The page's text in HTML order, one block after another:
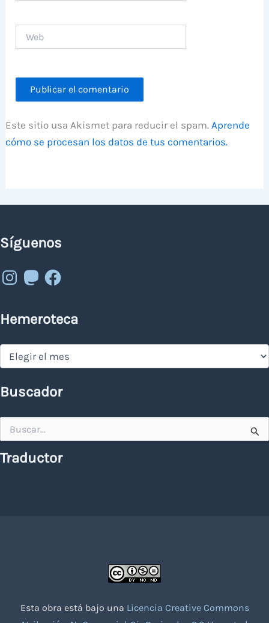
Este sitio usa Akismet para reducir el spam.Aprende
cómo se procesan los datos de tus comentarios.
Síguenos
Instagram
MastodonFacebook
Hemeroteca
Hemeroteca
Buscador
por:
Traductor
Esta obra está bajo una Licencia Creative Commons